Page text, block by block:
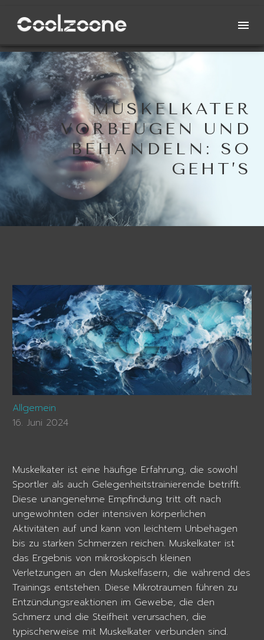
MUSKELKATER
VORBEUGEN UND
BEHANDELN: SO
GEHT’S
Allgemein
16. Juni 2024
Muskelkater ist eine häufige Erfahrung, die sowohl
Sportler als auch Gelegenheitstrainierende betrifft.
Diese unangenehme Empfindung tritt oft nach
ungewohnten oder intensiven körperlichen
Aktivitäten auf und kann von leichtem Unbehagen
bis zu starken Schmerzen reichen. Muskelkater ist
das Ergebnis von mikroskopisch kleinen
Verletzungen an den Muskelfasern, die während des
Trainings entstehen. Diese Mikrotraumen führen zu
Entzündungsreaktionen im Gewebe, die den
Schmerz und die Steifheit verursachen, die
typischerweise mit Muskelkater verbunden sind.